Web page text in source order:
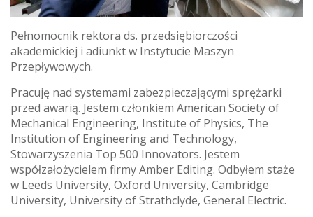
Pełnomocnik rektora ds. przedsiębiorczości
akademickiej i adiunkt w Instytucie Maszyn
Przepływowych.
Pracuję nad systemami zabezpieczającymi sprężarki
przed awarią. Jestem członkiem American Society of
Mechanical Engineering, Institute of Physics, The
Institution of Engineering and Technology,
Stowarzyszenia Top 500 Innovators. Jestem
współzałożycielem firmy Amber Editing. Odbyłem staże
w Leeds University, Oxford University, Cambridge
University, University of Strathclyde, General Electric.